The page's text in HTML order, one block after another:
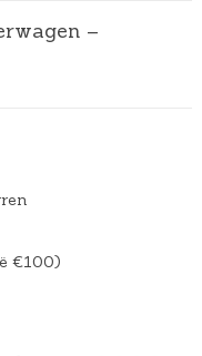
–
€100)